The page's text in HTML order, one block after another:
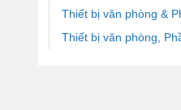
Thiết bị văn phòng &
Thiết bị văn phòng,